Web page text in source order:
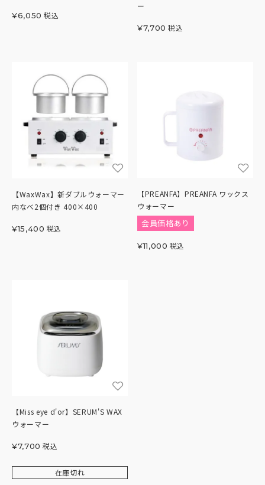
¥6,050 税込
ー
¥7,700 税込
【WaxWax】新ダブルウォーマー
内なべ2個付き 400×400
¥15,400 税込
【PREANFA】PREANFA ワックス
ウォーマー
会員価格あり
¥11,000 税込
【Miss eye d'or】SERUM'S WAX
ウォーマー
¥7,700 税込
在庫切れ